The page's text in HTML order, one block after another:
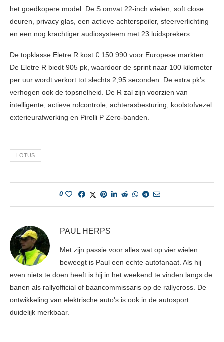
het goedkopere model. De S omvat 22-inch wielen, soft close
deuren, privacy glas, een actieve achterspoiler, sfeerverlichting
en een nog krachtiger audiosysteem met 23 luidsprekers.
De topklasse Eletre R kost € 150.990 voor Europese markten.
De Eletre R biedt 905 pk, waardoor de sprint naar 100 kilometer
per uur wordt verkort tot slechts 2,95 seconden. De extra pk’s
verhogen ook de topsnelheid. De R zal zijn voorzien van
intelligente, actieve rolcontrole, achterasbesturing, koolstofvezel
exterieurafwerking en Pirelli P Zero-banden.
LOTUS
0
PAUL HERPS
Met zijn passie voor alles wat op vier wielen
beweegt is Paul een echte autofanaat. Als hij
even niets te doen heeft is hij in het weekend te vinden langs de
banen als rallyofficial of baancommissaris op de rallycross. De
ontwikkeling van elektrische auto's is ook in de autosport
duidelijk merkbaar.